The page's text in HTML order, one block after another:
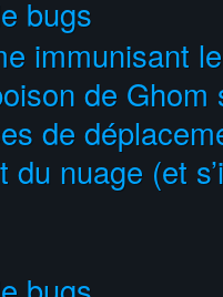
bugs
immunisant
de Ghom
de
du nuage (et